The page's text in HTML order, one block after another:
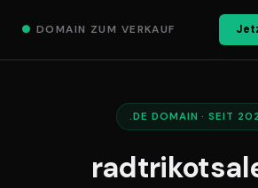
● DOMAIN ZUM VERKAUF
.DE DOMAIN · SEIT